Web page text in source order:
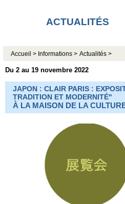
ACTUALITÉS
Accueil > Informations > Actualités >
Du 2 au 19 novembre 2022
JAPON : CLAIR PARIS :
TRADITION ET MODERNITÉ"
À LA MAISON DE LA